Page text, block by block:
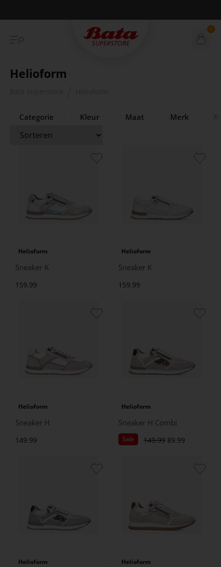
Betaal achteraf met Klarna 0
Helioform
Categorie Kleur Maat Merk
Helioform
Sneaker K
159.99
Helioform
Sneaker K
159.99
Helioform
Sneaker H
149.99
Helioform
Sneaker H Combi
Sale 149.99 89.99
Helioform Helioform